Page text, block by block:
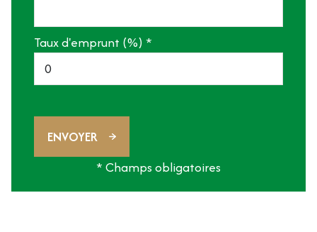
Taux d'emprunt (%) *
ENVOYER
* Champs obligatoires